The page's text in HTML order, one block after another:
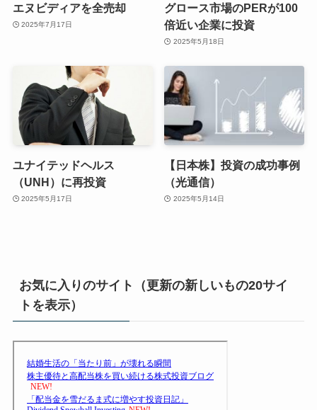
エヌビディアを全売却
2025年7月17日
グロース市場のPERが100
倍近い企業に投資
2025年5月18日
ユナイテッドヘルス
（UNH）に再投資
2025年5月17日
【日本株】投資の成功事例
（光通信）
2025年5月14日
お気に入りのサイト（更新の新しいもの20サイ
トを表示）